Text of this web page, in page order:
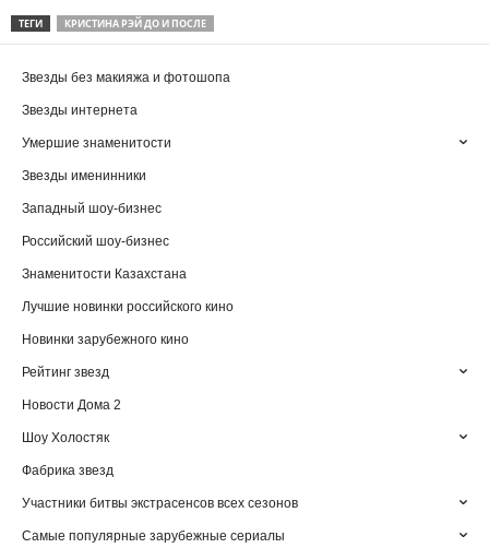
ТЕГИ КРИСТИНА РЭЙ ДО И ПОСЛЕ
Звезды без макияжа и фотошопа
Звезды интернета
Умершие знаменитости
Звезды именинники
Западный шоу-бизнес
Российский шоу-бизнес
Знаменитости Казахстана
Лучшие новинки российского кино
Новинки зарубежного кино
Рейтинг звезд
Новости Дома 2
Шоу Холостяк
Фабрика звезд
Участники битвы экстрасенсов всех сезонов
Самые популярные зарубежные сериалы